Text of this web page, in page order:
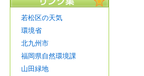
若松区の天気
環境省
北九州市
福岡県自然環境課
山田緑地